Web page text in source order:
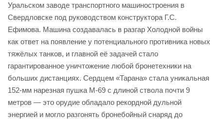
Уральском заводе транспортного машиностроения в
Свердловске под руководством конструктора Г.С.
Ефимова. Машина создавалась в разгар Холодной войны
как ответ на появление у потенциального противника новых
тяжёлых танков, и главной её задачей стало
гарантированное уничтожение любой бронетехники на
больших дистанциях. Сердцем «Тарана» стала уникальная
152-мм нарезная пушка М-69 с длиной ствола почти 9
метров — это орудие обладало рекордной дульной
энергией и могло разгонять бронебойный снаряд до